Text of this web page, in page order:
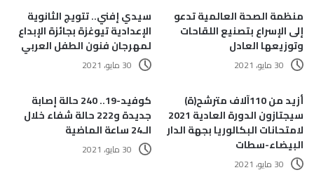
منظمة الصحة العالمية تدعو
إلى الإسراع بتصنيع اللقاحات
وتوزيعها العادل
30 مايو، 2021
سيدي إفني.. تتويج الثانوية
الإعدادية تيوغزة بجائزة الإبداع
لمهرجان فنون الطفل العربي
30 مايو، 2021
أزيد من 110آلاف مترشح(ة)
سيجتازون الدورة العادية 2021
لامتحانات البكالوريا بجهة الدار
البيضاء-سطات
30 مايو، 2021
كوفيد-19.. 240 حالة إصابة
جديدة و222 حالة شفاء خلال
الـ24 ساعة الماضية
30 مايو، 2021